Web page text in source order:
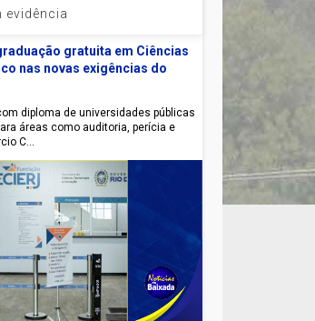
evidência
gratuita em Ciências
nas novas exigências do
diploma de universidades públicas
áreas como auditoria, perícia e
C...